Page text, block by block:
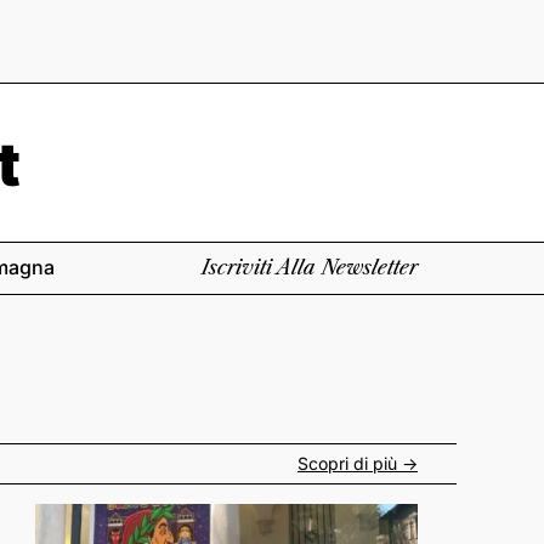
Iscriviti Alla Newsletter
Scopri di più ->